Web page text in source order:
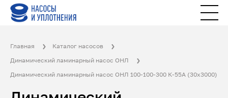
Главная
Каталог насосов
Динамический ламинарный насос ОНЛ
Динамический ламинарный насос ОНЛ 100-100-300 К-55А (30x3000)